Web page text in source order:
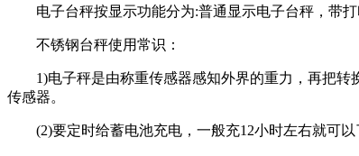
电子台秤按显示功能分为:普通显示电子台秤，带打
不锈钢台秤使用常识：
1)电子秤是由称重传感器感知外界的重力，再把转
传感器。
(2)要定时给蓄电池充电，一般充12小时左右就可以